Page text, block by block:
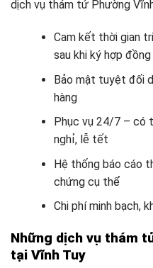
dịch vụ thám tử Phường
Cam kết thời gian
sau khi ký hợp đồng
Bảo mật tuyệt đối
hàng
Phục vụ 24/7 – có
nghỉ, lễ tết
Hệ thống báo cáo
chứng cụ thể
Chi phí minh bạch,
Những dịch vụ thám
tại Vĩnh Tuy